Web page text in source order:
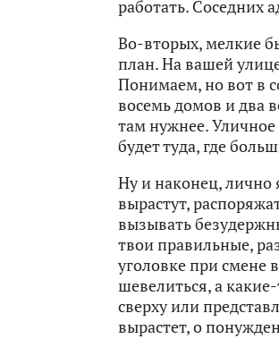
работать. Соседних
Во-вторых, мелкие
план. На вашей
Понимаем, но вот в
восемь домов и два
там нужнее.
будет туда, где
Ну и наконец, лично
вырастут,
вызывать
твои правильные,
уголовке при смене
шевелиться, а
сверху или
вырастет, о